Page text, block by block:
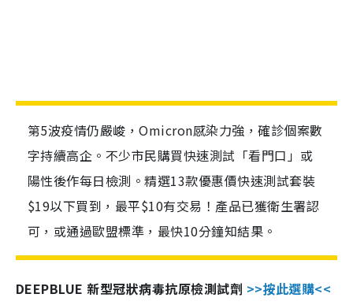
第5波疫情仍嚴峻，Omicron感染力強，確診個案數
字持續高企。不少市民購買快速測試「看門口」或
陽性後作每日檢測。精選13款優惠價快速測試套裝
$19以下買到，最平$10有交易！產品已獲衛生署認
可，或通過歐盟標準，最快10分鐘知結果。
DEEPBLUE 新型冠狀病毒抗原檢測試劑 >>按此選購<<